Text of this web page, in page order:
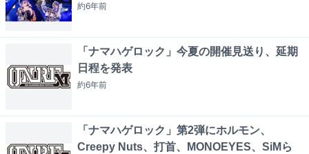
約6年前
「ナマハゲロック」今夏の開催見送り、延期
日程を発表
約6年前
「ナマハゲロック」第2弾にホルモン、
Creepy Nuts、打首、MONOEYES、SiMら